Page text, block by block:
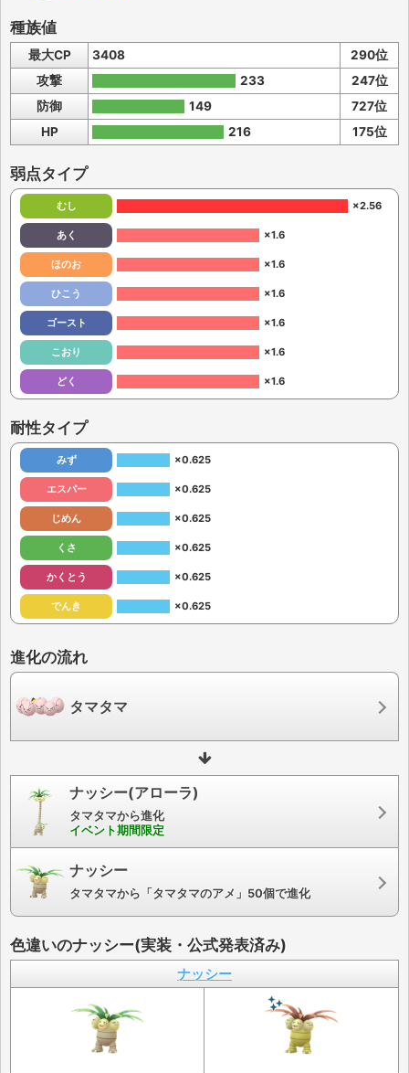
種族値
最大CP 3408
290位
攻撃
233
247位
防御
149
727位
HP
216 175位
弱点タイプ
むし ×2.56
あく ×1.6
ほのお ×1.6
ひこう ×1.6
ゴースト ×1.6
こおり ×1.6
どく ×1.6
耐性タイプ
みず ×0.625
エスパー ×0.625
じめん ×0.625
くさ ×0.625
かくとう ×0.625
でんき ×0.625
進化の流れ
タマタマ
ナッシー(アローラ)
タマタマから進化
イベント期間限定
ナッシー
タマタマから「タマタマのアメ」50個で進化
色違いのナッシー(実装・公式発表済み)
ナッシー